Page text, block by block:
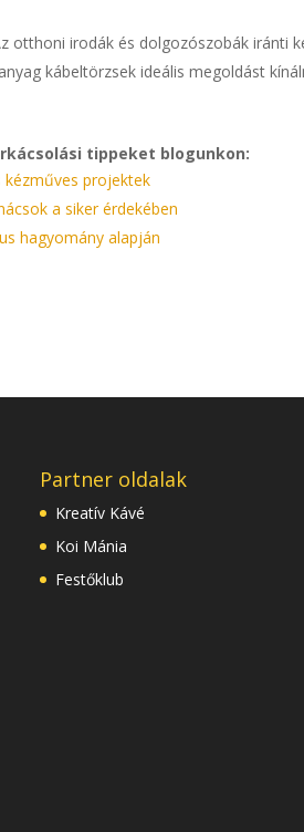
otthoni irodák és dolgozószobák iránti
kábeltörzsek ideális megoldást
tippeket blogunkon:
projektek
a siker érdekében
hagyomány alapján
Partner oldalak
Kreatív Kávé
Koi Mánia
Festőklub